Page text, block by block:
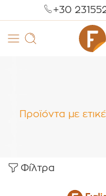
+30
Προϊόντα με
Φίλτρα